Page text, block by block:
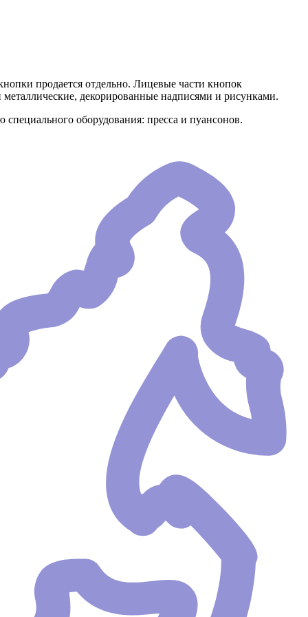
продается отдельно. Лицевые части кнопок
декорированные надписями и рисунками.
оборудования: пресса и пуансонов.